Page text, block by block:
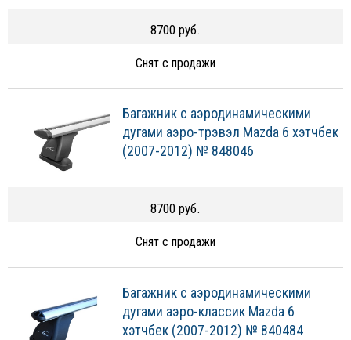
8700 руб.
Снят с продажи
Багажник с аэродинамическими
дугами аэро-трэвэл Mazda 6 хэтчбек
(2007-2012) № 848046
8700 руб.
Снят с продажи
Багажник с аэродинамическими
дугами аэро-классик Mazda 6
хэтчбек (2007-2012) № 840484